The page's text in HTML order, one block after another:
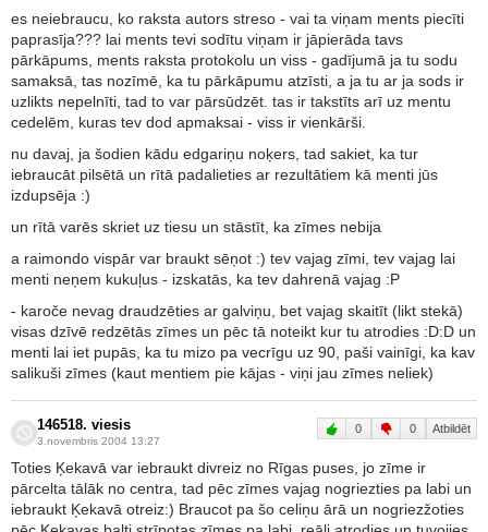
es neiebraucu, ko raksta autors streso - vai ta viņam ments piecīti
paprasīja??? lai ments tevi sodītu viņam ir jāpierāda tavs
pārkāpums, ments raksta protokolu un viss - gadījumā ja tu sodu
samaksā, tas nozīmē, ka tu pārkāpumu atzīsti, a ja tu ar ja sods ir
uzlikts nepelnīti, tad to var pārsūdzēt. tas ir takstīts arī uz mentu
cedelēm, kuras tev dod apmaksai - viss ir vienkārši.
nu davaj, ja šodien kādu edgariņu noķers, tad sakiet, ka tur
iebraucāt pilsētā un rītā padalieties ar rezultātiem kā menti jūs
izdupsēja :)
un rītā varēs skriet uz tiesu un stāstīt, ka zīmes nebija
a raimondo vispār var braukt sēņot :) tev vajag zīmi, tev vajag lai
menti neņem kukuļus - izskatās, ka tev dahrenā vajag :P
- karoče nevag draudzēties ar galviņu, bet vajag skaitīt (likt stekā)
visas dzīvē redzētās zīmes un pēc tā noteikt kur tu atrodies :D:D un
menti lai iet pupās, ka tu mizo pa vecrīgu uz 90, paši vainīgi, ka kav
salikuši zīmes (kaut mentiem pie kājas - viņi jau zīmes neliek)
146518. viesis
3.novembris 2004 13:27
0 0 Atbildēt
Toties Ķekavā var iebraukt divreiz no Rīgas puses, jo zīme ir
pārcelta tālāk no centra, tad pēc zīmes vajag nogriezties pa labi un
iebraukt Ķekavā otreiz:) Braucot pa šo celiņu ārā un nogriezžoties